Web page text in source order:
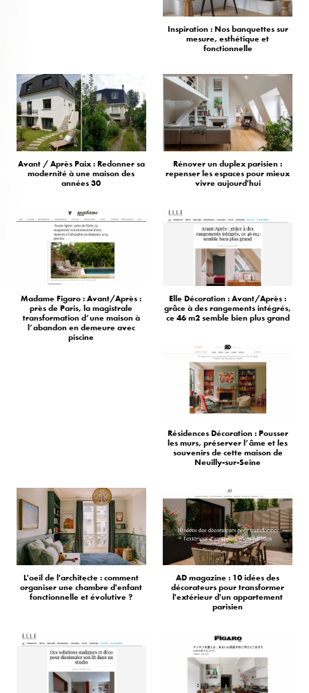
Inspiration : Nos banquettes sur
mesure, esthétique et
fonctionnelle
Avant / Après Paix : Redonner sa
modernité à une maison des
années 30
Rénover un duplex parisien :
repenser les espaces pour mieux
vivre aujourd'hui
Madame Figaro : Avant/Après :
près de Paris, la magistrale
transformation d’une maison à
l’abandon en demeure avec
piscine
Elle Décoration : Avant/Après :
grâce à des rangements intégrés,
ce 46 m2 semble bien plus grand
Résidences Décoration : Pousser
les murs, préserver l’âme et les
souvenirs de cette maison de
Neuilly-sur-Seine
L'oeil de l'architecte : comment
organiser une chambre d'enfant
fonctionnelle et évolutive ?
AD magazine : 10 idées des
décorateurs pour transformer
l'extérieur d'un appartement
parisien